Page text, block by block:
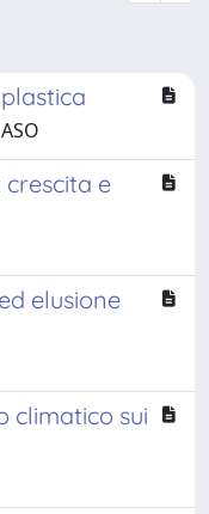
e
elusione
climatico sui